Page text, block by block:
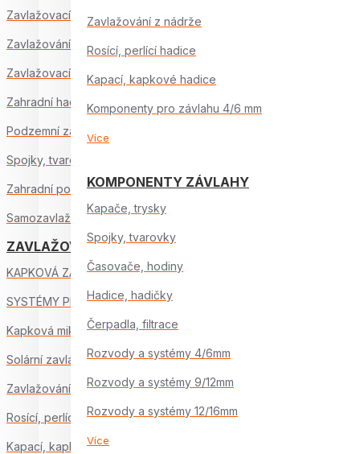
Zavlažování z nádrže
Rosící, perlící hadice
Kapací, kapkové hadice
Komponenty pro závlahu 4/6 mm
Více
KOMPONENTY ZÁVLAHY
Kapače, trysky
Spojky, tvarovky
Časovače, hodiny
Hadice, hadičky
Čerpadla, filtrace
Rozvody a systémy 4/6mm
Rozvody a systémy 9/12mm
Rozvody a systémy 12/16mm
Více
Zavlažovací sady
Zavlažování skleníku
Zavlažovací hodiny
Zahradní hadice
Podzemní zavlažování
Spojky, tvarovky, ventily
Zahradní postřikovače
Samozavlažování, ostatní
ZAVLAŽOVACÍ SYSTÉMY
KAPKOVÁ ZÁVLAHA
SYSTÉMY PRO ZÁVLAHU 6mm
Kapková mikrozávlaha
Solární zavlažování
Zavlažování z nádrže
Rosící, perlící hadice
Kapací, kapkové hadice